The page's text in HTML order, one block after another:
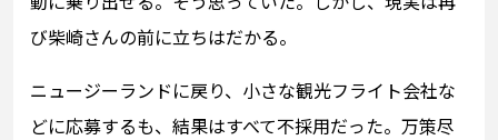
び柴崎さんの前に立ちはだかる。
ニュージーランドに戻り、小さな観光フライト会社な
どに応募するも、結果はすべて不採用だった。万策尽